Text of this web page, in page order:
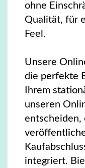
ohne
Qualität, für
Feel.
Unsere
die perfekte
Ihrem
unseren
entscheiden,
integriert.